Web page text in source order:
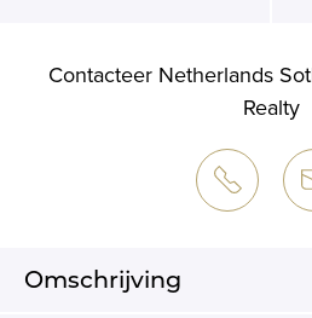
Contacteer Netherlands
Realty
Omschrijving